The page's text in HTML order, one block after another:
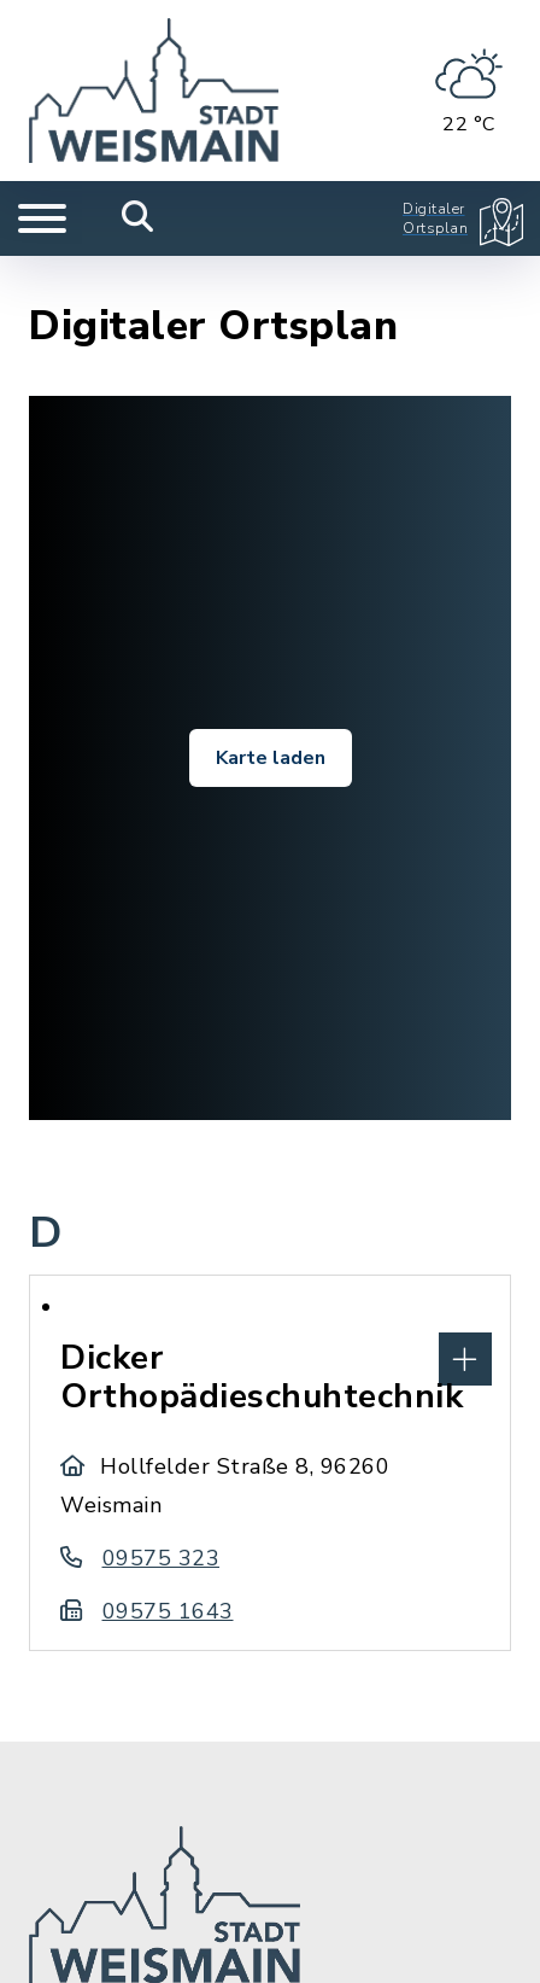
22 °C
Digitaler
Ortsplan
Digitaler Ortsplan
Karte laden
D
Dicker
Orthopädieschuhtechnik
Hollfelder Straße 8, 96260
Weismain
09575 323
09575 1643